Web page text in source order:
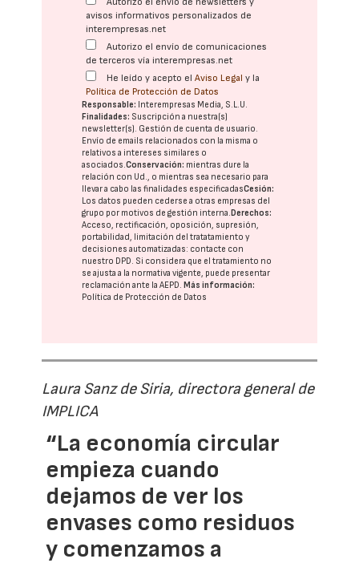
avisos informativos personalizados de
interempresas.net
Autorizo el envío de comunicaciones
de terceros vía interempresas.net
He leído y acepto elAviso Legal y la
Política de Protección de Datos
Responsable: Interempresas Media, S.L.U.
Finalidades: Suscripción a nuestra(s)
newsletter(s). Gestión de cuenta de usuario.
Envío de emails relacionados con la misma o
relativos a intereses similares o
asociados.Conservación: mientras dure la
relación con Ud., o mientras sea necesario para
llevar a cabo las finalidades especificadasCesión:
Los datos pueden cederse a otras empresas del
grupo por motivos de gestión interna. Derechos:
Acceso, rectificación, oposición, supresión,
portabilidad, limitación del tratatamiento y
decisiones automatizadas: contacte con
nuestro DPD. Si considera que el tratamiento no
se ajusta a la normativa vigente, puede presentar
reclamación ante laAEPD. Más información:
Política de Protección de Datos
Laura Sanz de Siria, directora general de
IMPLICA
“La economía circular
empieza cuando
dejamos de ver los
envases como residuos
y comenzamos a